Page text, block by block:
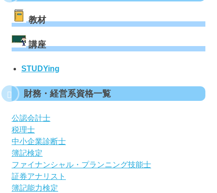
教材
講座
STUDYing
財務・経営系資格一覧
公認会計士
税理士
中小企業診断士
簿記検定
ファイナンシャル・プランニング技能士
証券アナリスト
簿記能力検定